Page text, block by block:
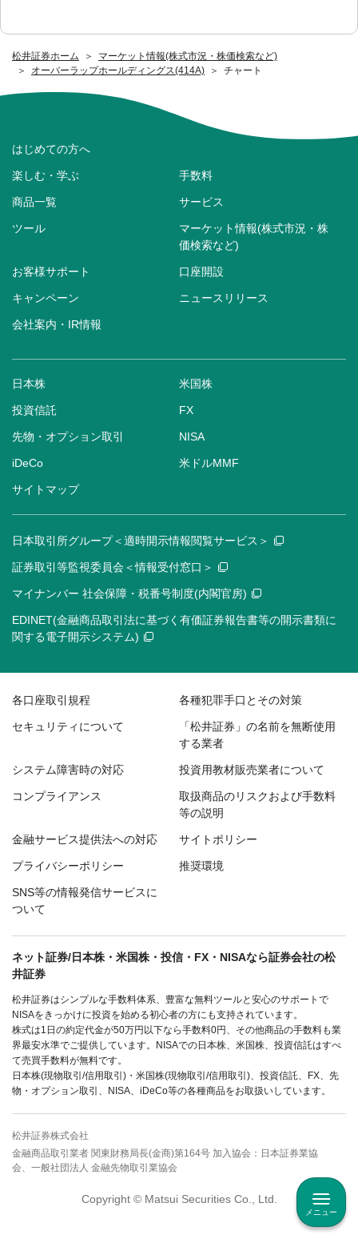
メニュー
松井証券ホーム
マーケット情報(株式市況・株価検索など)
オーバーラップホールディングス(414A)
チャート
はじめての方へ
楽しむ・学ぶ 手数料
商品一覧 サービス
ツール
マーケット情報(株式市況・株
価検索など)
お客様サポート 口座開設
キャンペーン ニュースリリース
会社案内・IR情報
日本株 米国株
投資信託 FX
先物・オプション取引 NISA
iDeCo 米ドルMMF
サイトマップ
日本取引所グループ＜適時開示情報閲覧サービス＞
証券取引等監視委員会＜情報受付窓口＞
マイナンバー 社会保障・税番号制度(内閣官房)
EDINET(金融商品取引法に基づく有価証券報告書等の開示書類に
関する電子開示システム)
各口座取引規程 各種犯罪手口とその対策
セキュリティについて
「松井証券」の名前を無断使用
する業者
システム障害時の対応 投資用教材販売業者について
コンプライアンス
取扱商品のリスクおよび手数料
等の説明
金融サービス提供法への対応 サイトポリシー
プライバシーポリシー 推奨環境
SNS等の情報発信サービスに
ついて
ネット証券/日本株・米国株・投信・FX・NISAなら証券会社の松
井証券
松井証券はシンプルな手数料体系、豊富な無料ツールと安心のサポートで
NISAをきっかけに投資を始める初心者の方にも支持されています。
株式は1日の約定代金が50万円以下なら手数料0円、その他商品の手数料も業
界最安水準でご提供しています。NISAでの日本株、米国株、投資信託はすべ
て売買手数料が無料です。
日本株(現物取引/信用取引)・米国株(現物取引/信用取引)、投資信託、FX、先
物・オプション取引、NISA、iDeCo等の各種商品をお取扱いしています。
松井証券株式会社
金融商品取引業者 関東財務局長(金商)第164号 加入協会：日本証券業協
会、一般社団法人 金融先物取引業協会
Copyright © Matsui Securities Co., Ltd.